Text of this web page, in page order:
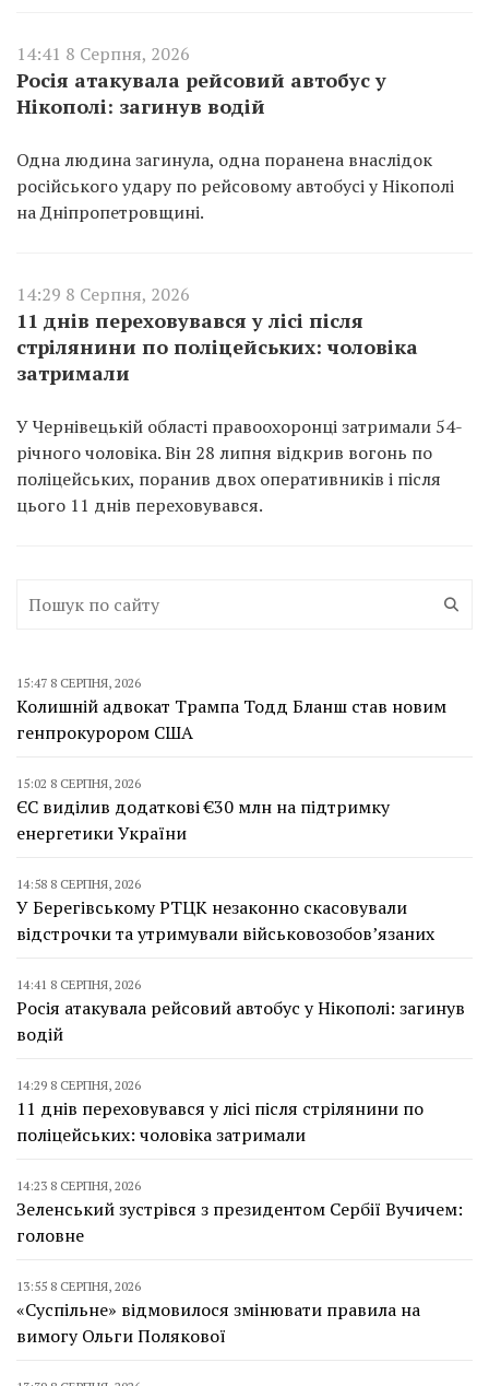
14:41 8 Серпня, 2026
Росія атакувала рейсовий автобус у
Нікополі: загинув водій
Одна людина загинула, одна поранена внаслідок
російського удару по рейсовому автобусі у Нікополі
на Дніпропетровщині.
14:29 8 Серпня, 2026
11 днів переховувався у лісі після
стрілянини по поліцейських: чоловіка
затримали
У Чернівецькій області правоохоронці затримали 54-
річного чоловіка. Він 28 липня відкрив вогонь по
поліцейських, поранив двох оперативників і після
цього 11 днів переховувався.
15:47 8 СЕРПНЯ, 2026
Колишній адвокат Трампа Тодд Бланш став новим
генпрокурором США
15:02 8 СЕРПНЯ, 2026
ЄС виділив додаткові €30 млн на підтримку
енергетики України
14:58 8 СЕРПНЯ, 2026
У Берегівському РТЦК незаконно скасовували
відстрочки та утримували військовозобов’язаних
14:41 8 СЕРПНЯ, 2026
Росія атакувала рейсовий автобус у Нікополі: загинув
водій
14:29 8 СЕРПНЯ, 2026
11 днів переховувався у лісі після стрілянини по
поліцейських: чоловіка затримали
14:23 8 СЕРПНЯ, 2026
Зеленський зустрівся з президентом Сербії Вучичем:
головне
13:55 8 СЕРПНЯ, 2026
«Суспільне» відмовилося змінювати правила на
вимогу Ольги Полякової